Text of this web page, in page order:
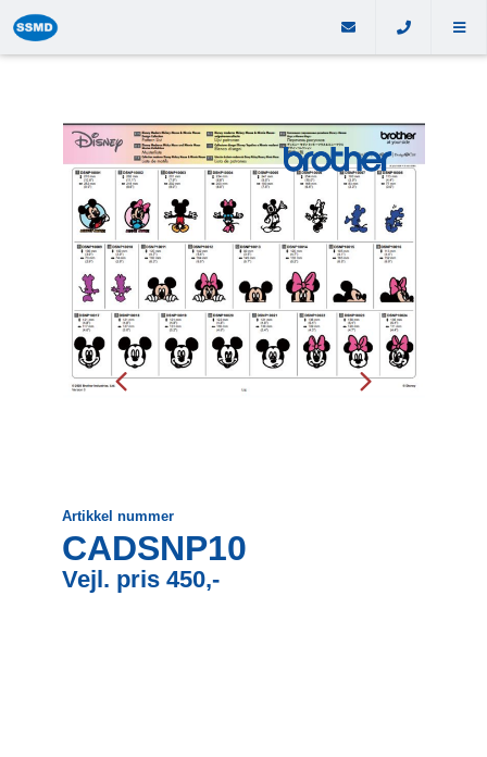
Artikkel nummer
CADSNP10
Vejl. pris 450,-